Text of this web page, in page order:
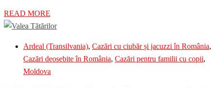
READ MORE
Ardeal (Transilvania), Cazări cu ciubăr și jacuzzi în România,
Cazări deosebite în România, Cazări pentru familii cu copii,
Moldova